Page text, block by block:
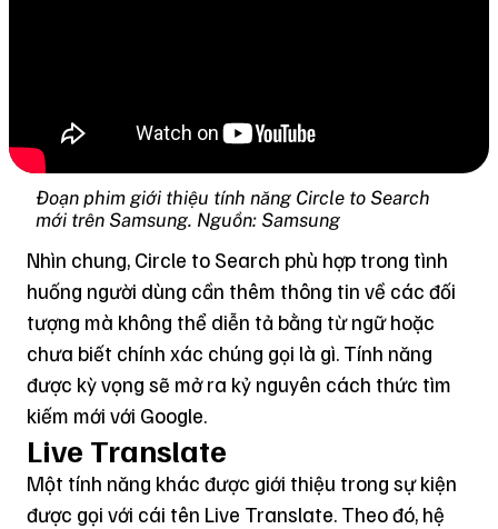
Đoạn phim giới thiệu tính năng Circle to Search
mới trên Samsung. Nguồn: Samsung
Nhìn chung, Circle to Search phù hợp trong tình
huống người dùng cần thêm thông tin về các đối
tượng mà không thể diễn tả bằng từ ngữ hoặc
chưa biết chính xác chúng gọi là gì. Tính năng
được kỳ vọng sẽ mở ra kỷ nguyên cách thức tìm
kiếm mới với Google.
Live Translate
Một tính năng khác được giới thiệu trong sự kiện
được gọi với cái tên Live Translate. Theo đó, hệ